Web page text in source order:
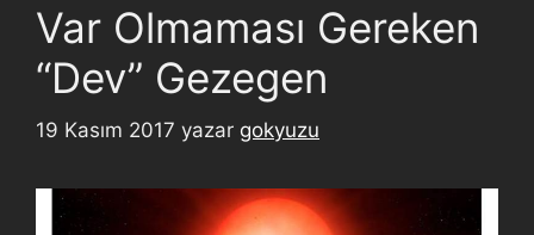
Var Olmaması Gereken
“Dev” Gezegen
19 Kasım 2017 yazar gokyuzu